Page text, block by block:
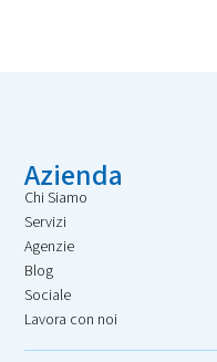
Azienda
Chi Siamo
Servizi
Agenzie
Blog
Sociale
Lavora con noi